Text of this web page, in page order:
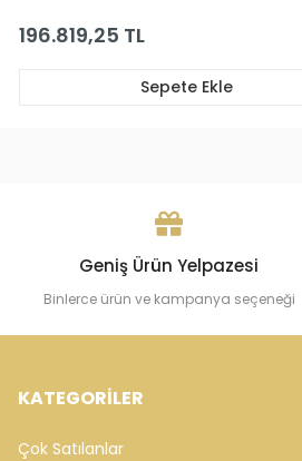
114.295,04 TL
Sepete Ekle
Geniş Ürün Yelpazesi
Binlerce ürün ve kampanya seçeneği
KATEGORİLER
Çok Satılanlar